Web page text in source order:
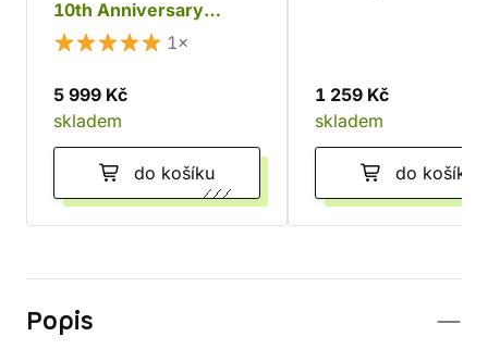
10th Anniversary
Collector's Edition
1×
5 999 Kč
skladem
do košíku
1 259 Kč
skladem
do košíku
Popis